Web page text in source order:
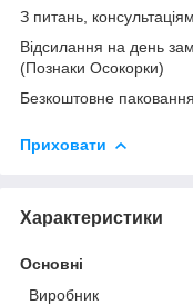
З питань,
Відсилання на день
(Познаки Осокорки)
Безкоштовне паковання
Приховати
Характеристики
Основні
Виробник